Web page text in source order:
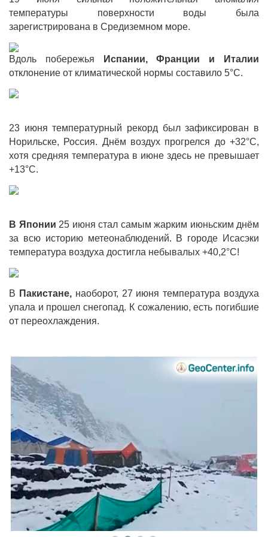
температуры поверхности воды была
зарегистрирована в Средиземном море.
Вдоль побережья
Испании, Франции и Италии
отклонение от климатической нормы составило 5°С.
23 июня температурный рекорд был зафиксирован в
Норильске, Россия. Днём воздух прогрелся до +32°С,
хотя средняя температура в июне здесь не превышает
+13°С.
В Японии 25 июня стал самым жарким июньским днём
за всю историю метеонаблюдений. В городе Исасэки
температура воздуха достигла небывалых +40,2°С!
В Пакистане, наоборот, 27 июня температура воздуха
упала и прошел снегопад. К сожалению, есть погибшие
от переохлаждения.